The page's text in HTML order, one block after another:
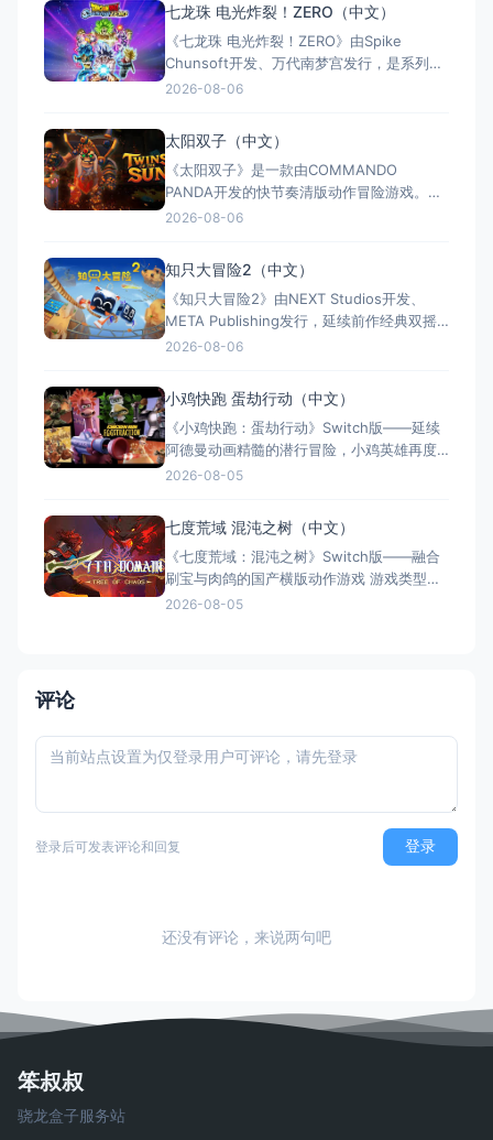
称：杀手：赦免（官方繁体中文定名） 美国
名称：Hitman: Absoluti
七龙珠 电光炸裂！ZERO（中文）
《七龙珠 电光炸裂！ZERO》由Spike
Chunsoft开发、万代南梦宫发行，是系列暌
违17年的正统续作。Switch及Switch 2双平
的高速3D格斗为核心，支持体感操控与全区
中文，融合故事、竞技与创作多种模式。
2026-08-06
太阳双子（中文）
《太阳双子》是一款由COMMANDO
PANDA开发的快节奏清版动作冒险游戏。双
胞胎兄弟为拯救被掳走的妹妹，踏上横跨荒
佳选择；25个手工关卡、史诗头目战与即时
强化系统带来丰富体验。全区中文支持，容
量仅1GB，Switch/S
2026-08-06
知只大冒险2（中文）
《知只大冒险2》由NEXT Studios开发、
META Publishing发行，延续前作经典双摇
杆控制双腿的玩法，首次支持最多4人联机合
持跨平台联机与全区中文，2025年11月5日
全平台发售，Switch港服约73
2026-08-06
小鸡快跑 蛋劫行动（中文）
《小鸡快跑：蛋劫行动》Switch版——延续
阿德曼动画精髓的潜行冒险，小鸡英雄再度
集结 游戏类型：动作冒险类（潜行 × 动作平
定名） 港台名称：落跑雞：蛋劫行動（官方
繁体中文定名） 美国名称：Chicke
2026-08-05
七度荒域 混沌之树（中文）
《七度荒域：混沌之树》Switch版——融合
刷宝与肉鸽的国产横版动作游戏 游戏类型：
动作冒险类（2D横版动作 × Roguelike × 类
2026-08-05
评论
登录后可发表评论和回复 登录
还没有评论，来说两句吧
笨叔叔
骁龙盒子服务站